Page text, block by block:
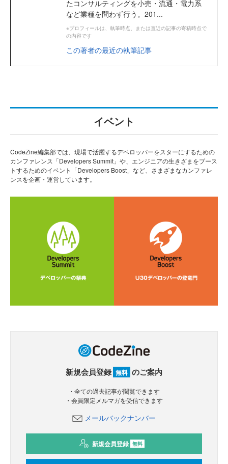
たコンサルティングを小売・流通・電力系
など業種を問わず行う。201...
※プロフィールは、執筆時点、または直近の記事の寄稿時点で
の内容です
この著者の最近の執筆記事
イベント
CodeZine編集部では、現場で活躍するデベロッパーをスターにするための
カンファレンス「Developers Summit」や、エンジニアの生きざまをブース
トするためのイベント「Developers Boost」など、さまざまなカンファレ
ンスを企画・運営しています。
新規会員登録 無料 のご案内
・全ての過去記事が閲覧できます
・会員限定メルマガを受信できます
メールバックナンバー
新規会員登録 無料